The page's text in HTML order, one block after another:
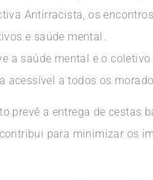
Antirracista, os
e saúde mental.
a saúde mental e o
a todos os
prevê a entrega de cestas
para minimizar os